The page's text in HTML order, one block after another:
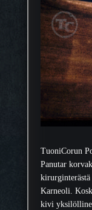
TuoniCorun
Panutar
Karneoli.
kivi